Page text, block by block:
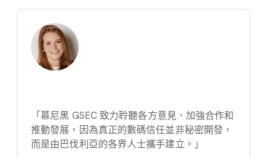
「慕尼​黑 GSEC 致力​聆聽​各​方​意見、​加強​合作​和​
推動​發展，​因為​真正​的​數碼​信任​並​非​秘密​開發，​
而​是​由​巴伐利亞​的​各界​人士​攜手​建立。​」